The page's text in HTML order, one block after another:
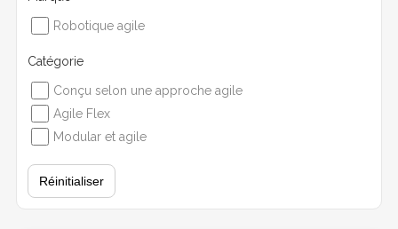
Robotique agile
Catégorie
Conçu selon une approche agile
Agile Flex
Modular et agile
Réinitialiser